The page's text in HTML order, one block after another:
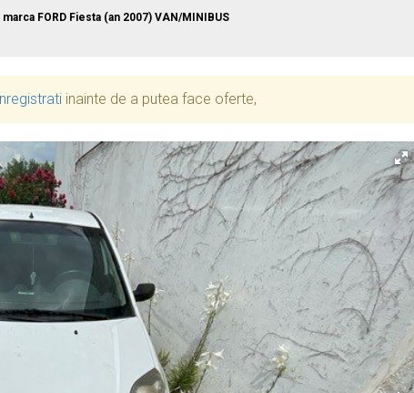
FORD Fiesta (an 2007) VAN/MINIBUS
inainte de a putea face oferte,